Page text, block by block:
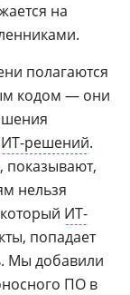
на
полагаются
кодом — они
ИТ-решений.
показывают,
нельзя
ИТ-
попадает
Мы добавили
ПО в